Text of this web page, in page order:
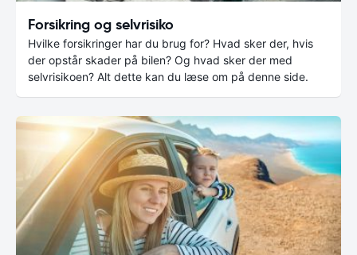
Forsikring og selvrisiko
Hvilke forsikringer har du brug for? Hvad sker der, hvis
der opstår skader på bilen? Og hvad sker der med
selvrisikoen? Alt dette kan du læse om på denne side.